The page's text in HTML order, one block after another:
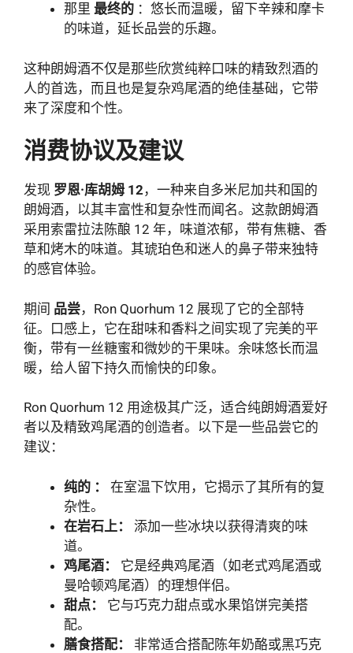
那里 最终的 ：悠长而温暖，留下辛辣和摩卡
的味道，延长品尝的乐趣。
这种朗姆酒不仅是那些欣赏纯粹口味的精致烈酒的
人的首选，而且也是复杂鸡尾酒的绝佳基础，它带
来了深度和个性。
消费协议及建议
发现 罗恩·库胡姆 12 ，一种来自多米尼加共和国的
朗姆酒，以其丰富性和复杂性而闻名。这款朗姆酒
采用索雷拉法陈酿 12 年，味道浓郁，带有焦糖、香
草和烤木的味道。其琥珀色和迷人的鼻子带来独特
的感官体验。
期间 品尝，Ron Quorhum 12 展现了它的全部特
征。口感上，它在甜味和香料之间实现了完美的平
衡，带有一丝糖蜜和微妙的干果味。余味悠长而温
暖，给人留下持久而愉快的印象。
Ron Quorhum 12 用途极其广泛，适合纯朗姆酒爱好
者以及精致鸡尾酒的创造者。以下是一些品尝它的
建议：
纯的 ：
在室温下饮用，它揭示了其所有的复
杂性。
在岩石上：
添加一些冰块以获得清爽的味
道。
鸡尾酒：
它是经典鸡尾酒（如老式鸡尾酒或
曼哈顿鸡尾酒）的理想伴侣。
甜点：
它与巧克力甜点或水果馅饼完美搭
配。
膳食搭配：
非常适合搭配陈年奶酪或黑巧克